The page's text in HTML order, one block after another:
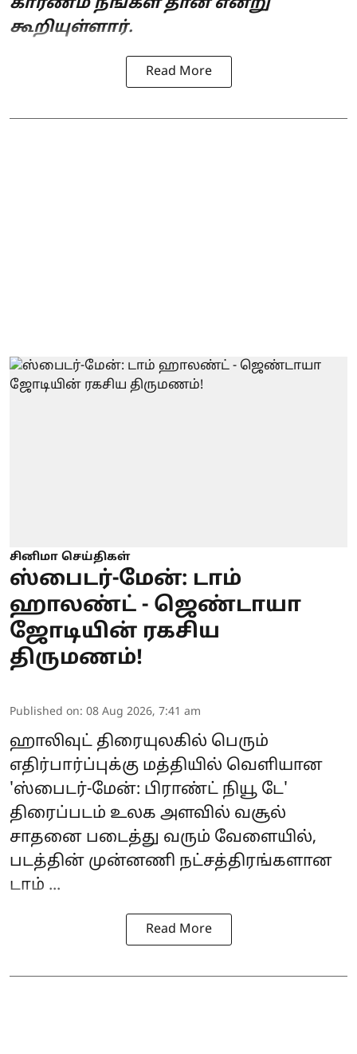
காரணம் நீங்கள் தான் என்று
கூறியுள்ளார்.
Read More
சினிமா செய்திகள்
ஸ்பைடர்-மேன்: டாம்
ஹாலண்ட் - ஜெண்டாயா
ஜோடியின் ரகசிய
திருமணம்!
Published on: 08 Aug 2026, 7:41 am
ஹாலிவுட் திரையுலகில் பெரும்
எதிர்பார்ப்புக்கு மத்தியில் வெளியான
'ஸ்பைடர்-மேன்: பிராண்ட் நியூ டே'
திரைப்படம் உலக அளவில் வசூல்
சாதனை படைத்து வரும் வேளையில்,
படத்தின் முன்னணி நட்சத்திரங்களான
டாம் ...
Read More